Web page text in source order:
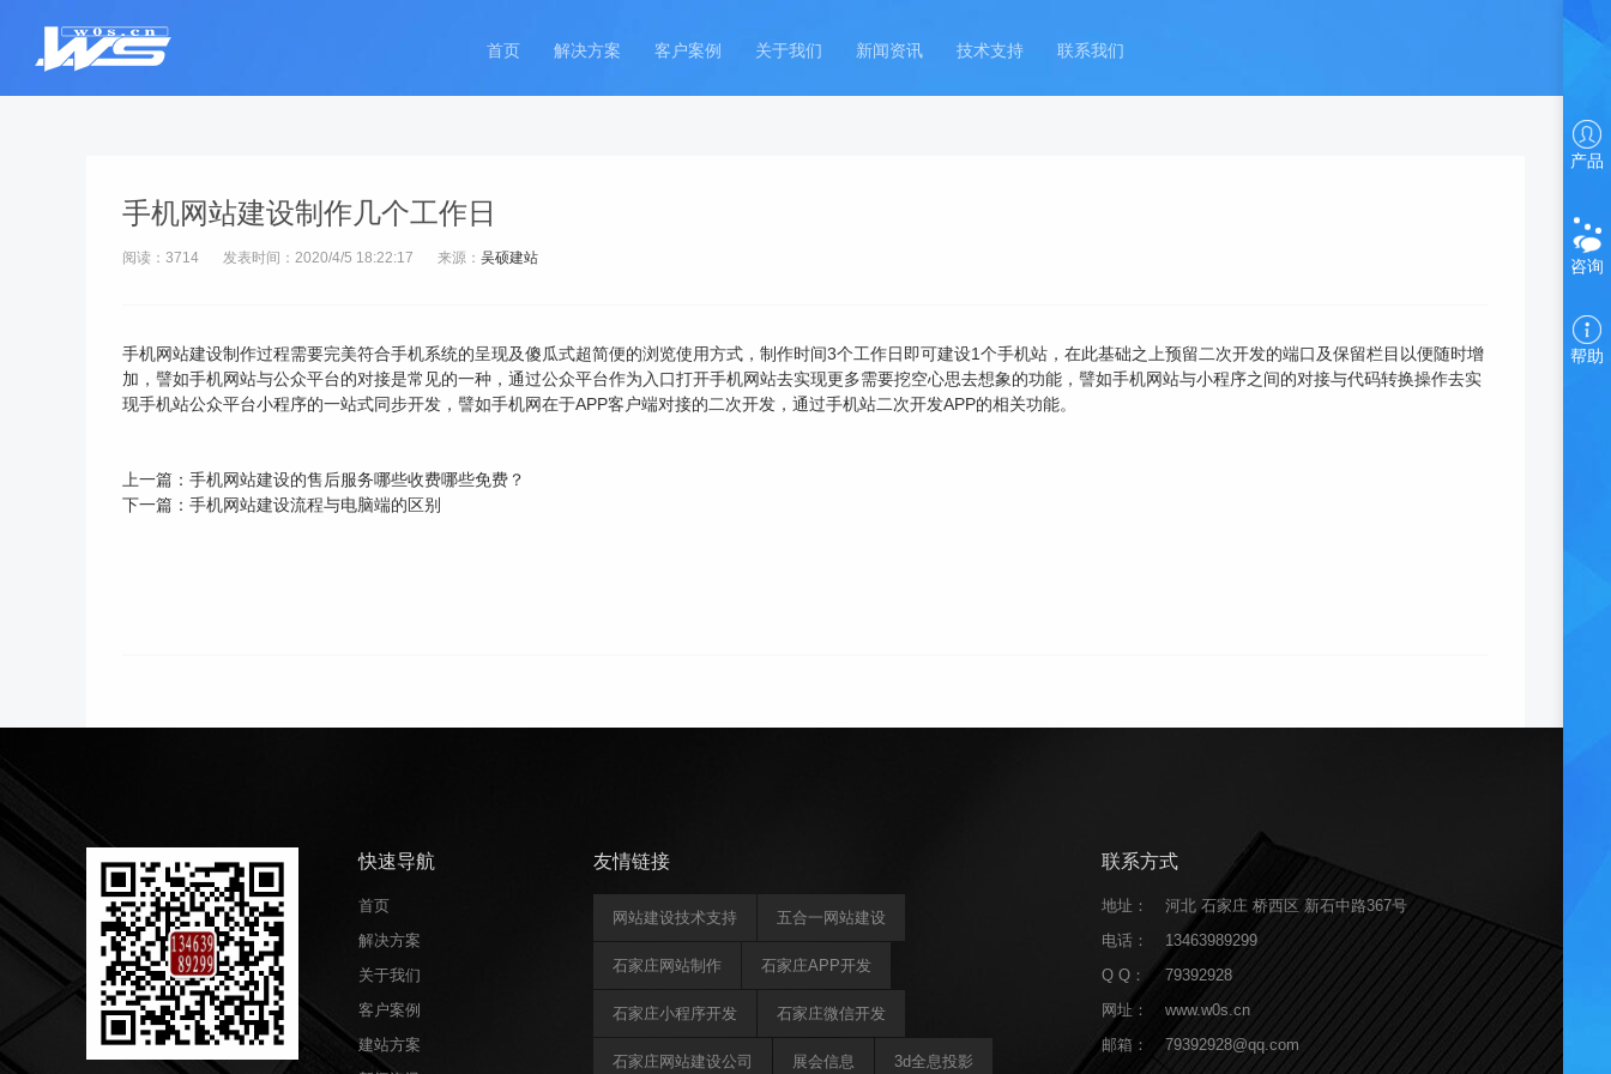
首页 解决方案 客户案例 关于我们 新闻资讯 技术支持 联系我们
产品
咨询
帮助
手机网站建设制作几个工作日
阅读：3714 发表时间：2020/4/5 18:22:17 来源： 吴硕建站
手机网站建设制作过程需要完美符合手机系统的呈现及傻瓜式超简便的浏览使用方式，制作时间3个工作日即可建设1个手机站，在此基础之上预留二次开发的端口及保留栏目以便随时增
加，譬如手机网站与公众平台的对接是常见的一种，通过公众平台作为入口打开手机网站去实现更多需要挖空心思去想象的功能，譬如手机网站与小程序之间的对接与代码转换操作去实
现手机站公众平台小程序的一站式同步开发，譬如手机网在于APP客户端对接的二次开发，通过手机站二次开发APP的相关功能。
上一篇： 手机网站建设的售后服务哪些收费哪些免费？
下一篇： 手机网站建设流程与电脑端的区别
快速导航
首页
解决方案
关于我们
客户案例
建站方案
友情链接
网站建设技术支持 五合一网站建设
石家庄网站制作 石家庄APP开发
石家庄小程序开发 石家庄微信开发
石家庄网站建设公司 展会信息 3d全息投影
联系方式
地址：
河北 石家庄 桥西区 新石中路367号
电话：
13463989299
Q Q：
79392928
网址：
www.w0s.cn
邮箱：
79392928@qq.com